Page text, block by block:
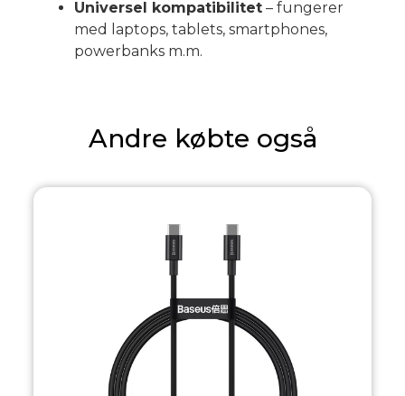
Universel kompatibilitet – fungerer
med laptops, tablets, smartphones,
powerbanks m.m.
Andre købte også